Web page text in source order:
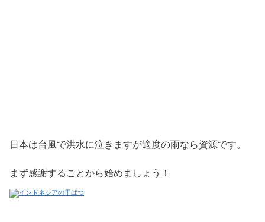
日本は台風で洪水に泣きますが適度の雨なら資源です。
まず感謝することから始めましょう！